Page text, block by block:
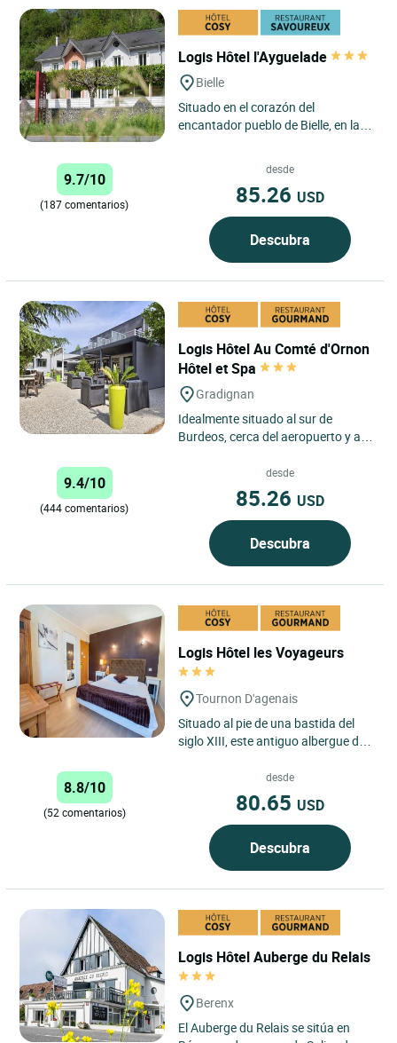
Logis Hôtel l'Ayguelade
Bielle
Situado en el corazón del
encantador pueblo de Bielle, en la
9.7/10
(187 comentarios)
desde
85.26 USD
Descubra
Logis Hôtel Au Comté d'Ornon
Hôtel et Spa
Gradignan
Idealmente situado al sur de
Burdeos, cerca del aeropuerto y a
LE COMTE D'ORNON HÔTEL...
9.4/10
(444 comentarios)
desde
85.26 USD
Descubra
Logis Hôtel les Voyageurs
Tournon D'agenais
Situado al pie de una bastida del
siglo XIII, este antiguo albergue de
degustar sus productos...
8.8/10
(52 comentarios)
desde
80.65 USD
Descubra
Logis Hôtel Auberge du Relais
Berenx
El Auberge du Relais se sitúa en